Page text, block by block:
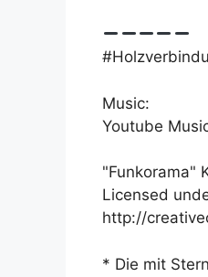
Music:
Youtube
"Funkorama"
Licensed
http://
* Die mit